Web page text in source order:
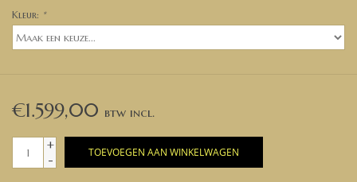
Kleur: *
€1.599,00
+
-
TOEVOEGEN AAN WINKELWAGEN